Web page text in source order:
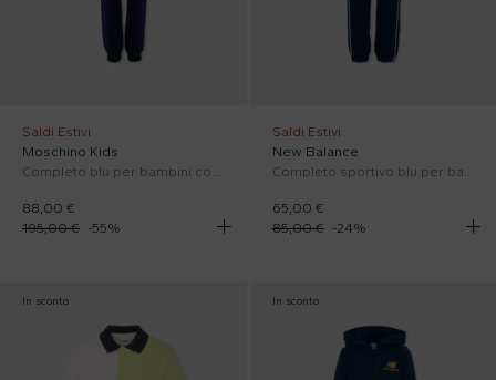
Saldi Estivi
Moschino Kids
Completo blu per bambini con Teddy Bear
88,00 €
195,00 € -55%
Saldi Estivi
New Balance
Completo sportivo blu per bambino
65,00 €
85,00 €
-24%
In sconto In sconto